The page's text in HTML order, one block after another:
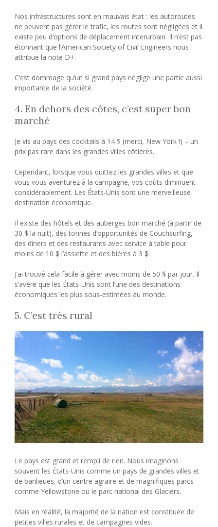
Nos infrastructures sont en mauvais état : les autoroutes
ne peuvent pas gérer le trafic, les routes sont négligées et il
existe peu d’options de déplacement interurbain. Il n’est pas
étonnant que l’American Society of Civil Engineers nous
attribue la note D+.
C’est dommage qu’un si grand pays néglige une partie aussi
importante de la société.
4. En dehors des côtes, c’est super bon
marché
Je vis au pays des cocktails à 14 $ (merci, New York !) – un
prix pas rare dans les grandes villes côtières.
Cependant, lorsque vous quittez les grandes villes et que
vous vous aventurez à la campagne, vos coûts diminuent
considérablement. Les États-Unis sont une merveilleuse
destination économique.
Il existe des hôtels et des auberges bon marché (à partir de
30 $ la nuit), des tonnes d’opportunités de Couchsurfing,
des dîners et des restaurants avec service à table pour
moins de 10 $ l’assiette et des bières à 3 $.
J’ai trouvé cela facile à gérer avec moins de 50 $ par jour. Il
s’avère que les États-Unis sont l’une des destinations
économiques les plus sous-estimées au monde.
5. C’est très rural
Le pays est grand et rempli de rien. Nous imaginons
souvent les États-Unis comme un pays de grandes villes et
de banlieues, d’un centre agraire et de magnifiques parcs
comme Yellowstone ou le parc national des Glaciers.
Mais en réalité, la majorité de la nation est constituée de
petites villes rurales et de campagnes vides.